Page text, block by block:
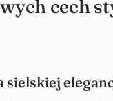
cech
sielskiej